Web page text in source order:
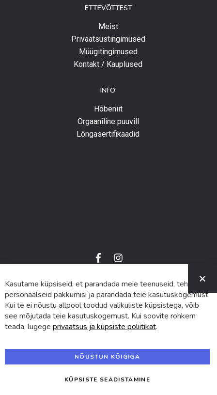
ETTEVÕTTEST
Meist
Privaatsustingimused
Müügitingimused
Kontakt / Kauplused
INFO
Hõbeniit
Orgaaniline puuvill
Lõngasertifikaadid
f
a
e
b
o
o
k
i
n
t
a
g
r
a
m
© 2024 SUVA. Kõik õigused kaitstud.
Kasutame küpsiseid, et parandada meie teenuseid, teha
personaalseid pakkumisi ja parandada teie kasutuskogemust.
Kui te ei nõustu allpool toodud valikuliste küpsistega, võib
see mõjutada teie kasutuskogemust. Kui soovite rohkem
teada, lugege privaatsus ja küpsiste poliitikat.
NÕUSTUN KÕIGIGA
KÜPSISTE SEADISTAMINE